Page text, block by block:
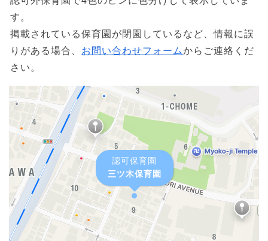
す。
掲載されている保育園が閉園しているなど、情報に誤
りがある場合、 お問い合わせフォームからご連絡くだ
さい。
認可保育園
三ツ木保育園